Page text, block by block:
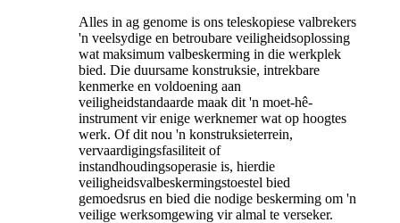
Alles in ag genome is ons teleskopiese valbrekers
'n veelsydige en betroubare veiligheidsoplossing
wat maksimum valbeskerming in die werkplek
bied. Die duursame konstruksie, intrekbare
kenmerke en voldoening aan
veiligheidstandaarde maak dit 'n moet-hê-
instrument vir enige werknemer wat op hoogtes
werk. Of dit nou 'n konstruksieterrein,
vervaardigingsfasiliteit of
instandhoudingsoperasie is, hierdie
veiligheidsvalbeskermingstoestel bied
gemoedsrus en bied die nodige beskerming om 'n
veilige werksomgewing vir almal te verseker.